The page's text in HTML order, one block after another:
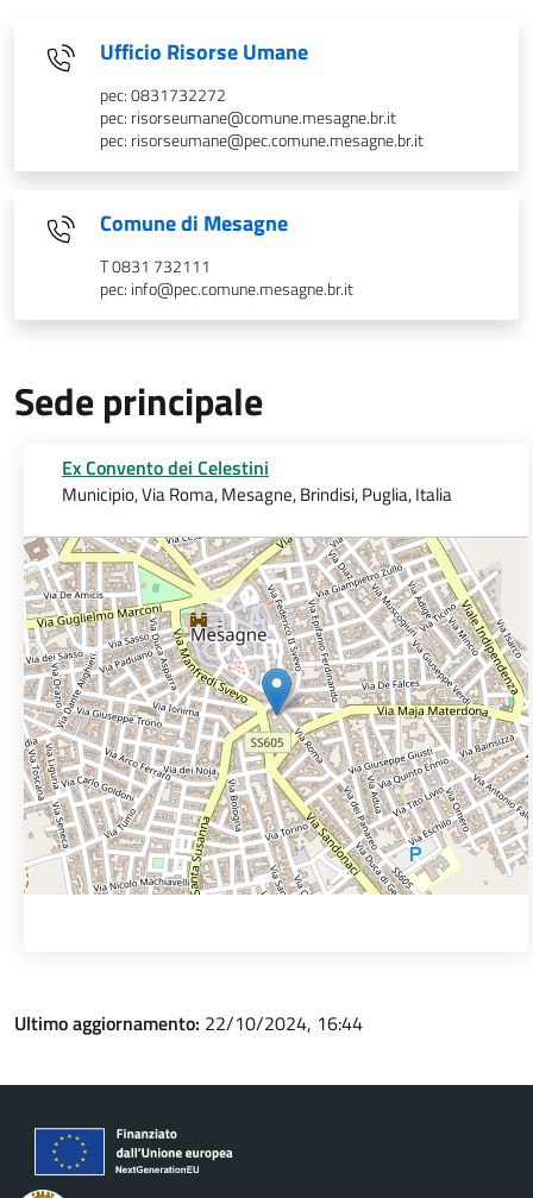
Ufficio Risorse Umane
pec: 0831732272
pec: risorseumane@comune.mesagne.br.it
pec: risorseumane@pec.comune.mesagne.br.it
Comune di Mesagne
T 0831 732111
pec: info@pec.comune.mesagne.br.it
Sede principale
Ex Convento dei Celestini
Municipio, Via Roma, Mesagne, Brindisi, Puglia, Italia
Ultimo aggiornamento: 22/10/2024, 16:44